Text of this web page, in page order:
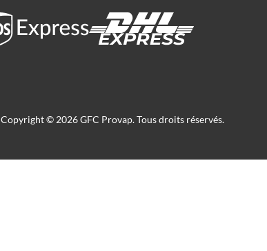
Copyright © 2026 GFC Provap. Tous droits réservés.